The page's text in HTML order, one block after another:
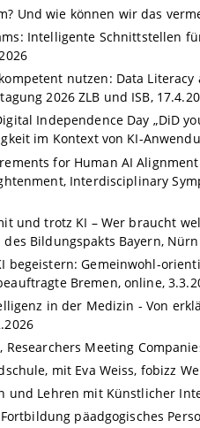
Und wie können wir das
Intelligente Schnittstellen
nutzen: Data
2026 ZLB und ISB,
Independence Day „DiD
im Kontext von KI-
for Human AI
Interdisciplinary
und trotz KI – Wer braucht
Bildungspakts Bayern,
begeistern: Gemeinwohl-
Bremen, online,
in der Medizin - Von
Researchers Meeting
mit Eva Weiss, fobizz
und Lehren mit Künstlicher
päadgogisches